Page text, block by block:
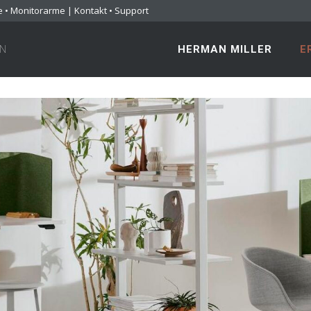
• Monitorarme | Kontakt • Support
HERMAN MILLER